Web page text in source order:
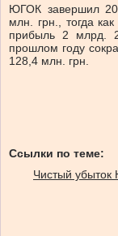
ЮГОК завершил
млн. грн., тогда
прибыль 2 млрд.
прошлом году
128,4 млн. грн.
Ссылки по теме:
Чистый